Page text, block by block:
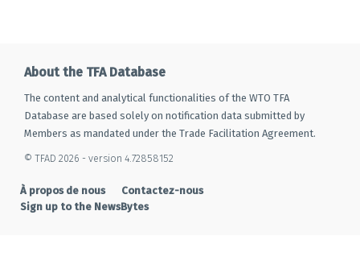
About the TFA Database
The content and analytical functionalities of the WTO TFA
Database are based solely on notification data submitted by
Members as mandated under the Trade Facilitation Agreement.
© TFAD 2026 - version 4.72858152
À propos de nous
Contactez-nous
Sign up to the NewsBytes